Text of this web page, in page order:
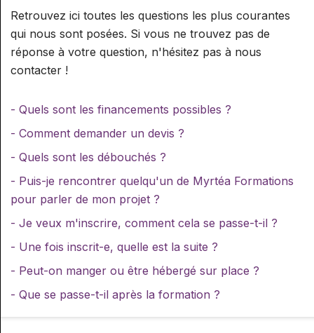
NATURELS NIVEAU 2
NATUROPATHIE 3ÈRE ANNÉE :
CERTIFICATION NATUROPATHE
CYCLE CONSEILLER EN
HYDROLATHÉRAPIE GLOBALE
MILIEU HOSPITALIER
AROMA «SUBTILE»
AVEC CERTIFICAT
MASSAGE BIEN-ÊTRE
«AYURVÉDIQUE»
AYURVÉDIQUE ET MARMA
LES CYCLES DE PHYTOTHÉRAPIE
ET MICRONUTRITION
LE CYCLE PHYTOTHÉRAPIE
LE CYCLE MICRONUTRITION
LES CYCLES
LE CYCLE CRÉATION D'UNE
ENTREPRISE DE BIEN-ÊTRE
LES CYCLES D'IRIDOLOGIE
BOTANIQUE, CUEILLETTE ET
DISTILLATION
ATELIER PRATIQUE DE
AROMATHÉRAPIE ET SOINS DE CONFORT
EN MILIEU HOSPITALIER
INITIATION À L'UTILISATION DES
AROMATHÉRAPIE SUBTILE A
AROMATHÉRAPIE SUBTILE B
AROMATHÉRAPIE SUBTILE D
AROMATHÉRAPIE SUBTILE E
AROMATHÉRAPIE SUBTILE G
AROMATHÉRAPIE SUBTILE H
MASSAGE AYURVÉDIQUE
MASSAGE BIEN-ÊTRE AYURVÉDIQUE
MASSAGE BIEN-ÊTRE MARMA
MASSAGE BIEN-ÊTRE DOS
MASSAGE BIEN-ÊTRE DOS CONFORT
RÉFLEXOLOGIE AROMATIQUE
RÉFLEXOLOGIE AROMATIQUE
SPÉCIALISATION : RÉFLEXOLOGIE
AYURVÉDIQUE
SOINS FÉMININS
MÉTAMORPHIQUE EN
RÉFLEXOLOGIE
PHYSIOPATHOLOGIE
PHYSIOLOGIE ET HOMÉOSTASIE
IRIDOLOGIE
ATELIERS DE MISE EN PRATIQUE
ATELIER DE COMPÉTENCES AROMA
ATELIER DE COMPÉTENCES
PSYCHOLOGIE, DÉONTOLOGIE
INITIATION PSYCHOLOGIE DU
CONSULTANT
SUPERVISION
SUPERVISION AROMA
Retrouvez ici toutes les questions les plus courantes
qui nous sont posées. Si vous ne trouvez pas de
réponse à votre question, n'hésitez pas à nous
contacter !
- Quels sont les financements possibles ?
- Comment demander un devis ?
- Quels sont les débouchés ?
- Puis-je rencontrer quelqu'un de Myrtéa Formations
pour parler de mon projet ?
- Je veux m'inscrire, comment cela se passe-t-il ?
- Une fois inscrit-e, quelle est la suite ?
- Peut-on manger ou être hébergé sur place ?
- Que se passe-t-il après la formation ?